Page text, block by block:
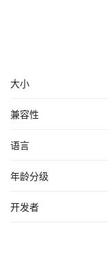
大小
兼容性
语言
年龄分级
开发者